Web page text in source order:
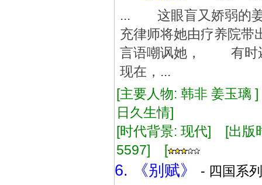
... 这眼盲又娇弱的
充律师将她由疗养院
言语嘲讽她， 有时
现在，...
[主要人物: 韩非 姜玉
日久生情]
[时代背景: 现代] [出
5597] [
6. 《别赋》
- 四国系